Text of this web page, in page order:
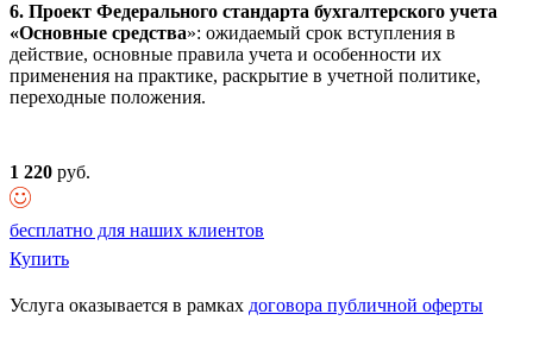
6. Проект Федерального стандарта бухгалтерского учета
«Основные средства»: ожидаемый срок вступления в
действие, основные правила учета и особенности их
применения на практике, раскрытие в учетной политике,
переходные положения.
1 220 руб.
бесплатно для наших клиентов
Купить
Услуга оказывается в рамках договора публичной оферты